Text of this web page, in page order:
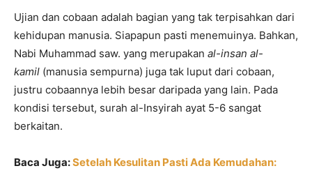
Ujian dan cobaan adalah bagian yang tak terpisahkan dari
kehidupan manusia. Siapapun pasti menemuinya. Bahkan,
Nabi Muhammad saw. yang merupakan al-insan al-
kamil (manusia sempurna) juga tak luput dari cobaan,
justru cobaannya lebih besar daripada yang lain. Pada
kondisi tersebut, surah al-Insyirah ayat 5-6 sangat
berkaitan.
Baca Juga:Setelah Kesulitan Pasti Ada Kemudahan: